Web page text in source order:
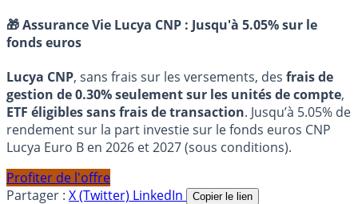
🎁 Assurance Vie Lucya CNP : Jusqu'à 5.05% sur le
fonds euros
Lucya CNP, sans frais sur les versements, des frais de
gestion de 0.30% seulement sur les unités de compte,
ETF éligibles sans frais de transaction. Jusqu’à 5.05% de
rendement sur la part investie sur le fonds euros CNP
Lucya Euro B en 2026 et 2027 (sous conditions).
Profiter de l'offre
Partager : X (Twitter) LinkedIn Copier le lien